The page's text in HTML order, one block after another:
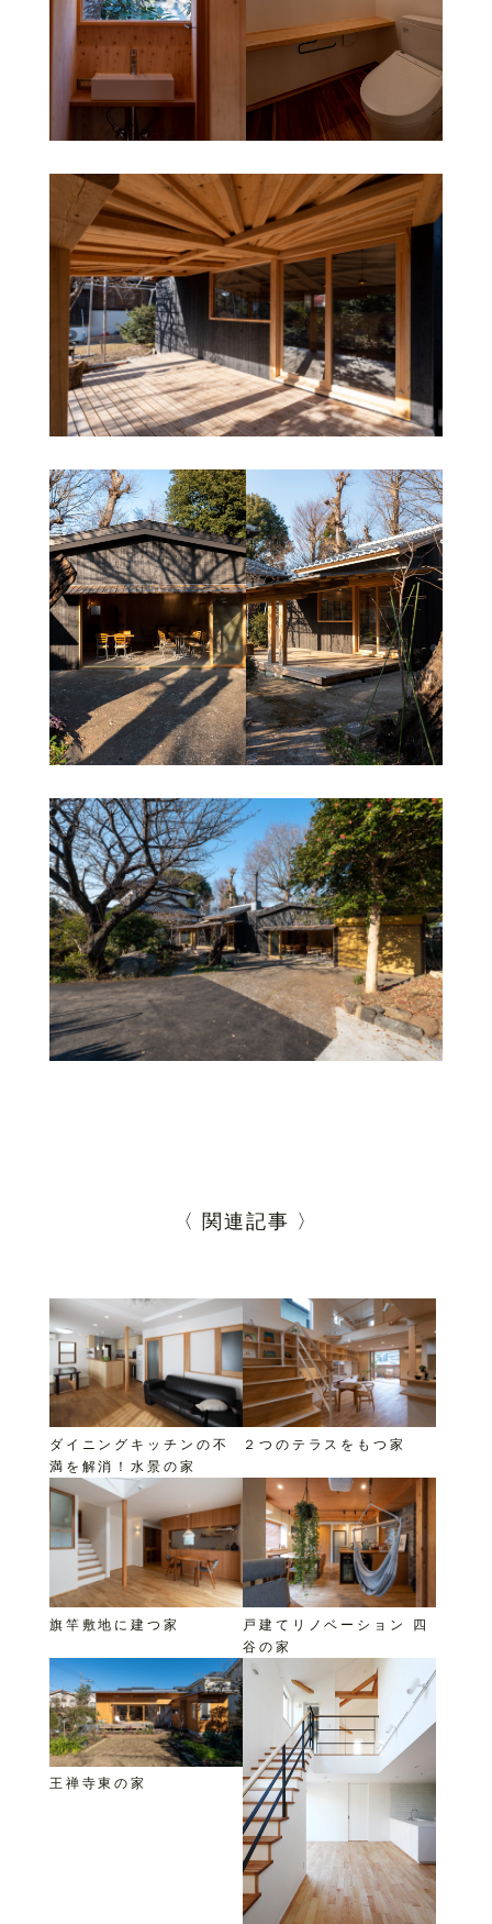
〈 関連記事 〉
ダイニングキッチンの不
満を解消！水景の家
２つのテラスをもつ家
旗竿敷地に建つ家
戸建てリノベーション 四
谷の家
王禅寺東の家